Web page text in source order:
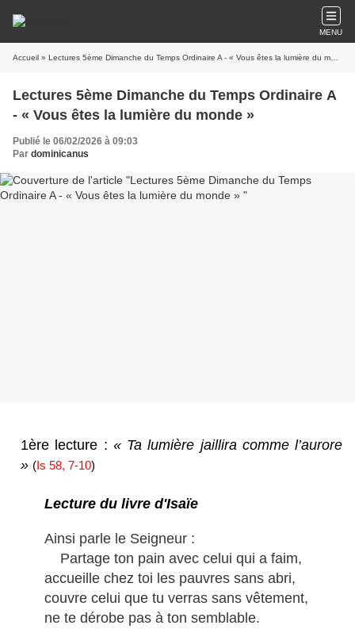
MENU
Accueil » Lectures 5ème Dimanche du Temps Ordinaire A - « Vous êtes la lumière du monde »
Lectures 5ème Dimanche du Temps Ordinaire A
- « Vous êtes la lumière du monde »
Publié le 06/02/2026 à 09:03
Par dominicanus
1ère lecture : « Ta lumière jaillira comme l’aurore
» (Is 58, 7-10)
Lecture du livre d'Isaïe
Ainsi parle le Seigneur :
Partage ton pain avec celui qui a faim,
accueille chez toi les pauvres sans abri,
couvre celui que tu verras sans vêtement,
ne te dérobe pas à ton semblable.